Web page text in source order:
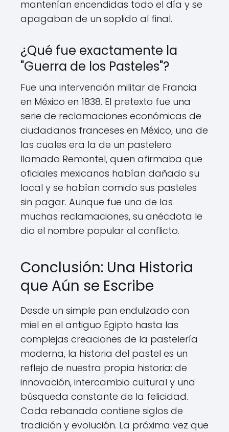
mantenían encendidas todo el día y se
apagaban de un soplido al final.
¿Qué fue exactamente la
"Guerra de los Pasteles"?
Fue una intervención militar de Francia
en México en 1838. El pretexto fue una
serie de reclamaciones económicas de
ciudadanos franceses en México, una de
las cuales era la de un pastelero
llamado Remontel, quien afirmaba que
oficiales mexicanos habían dañado su
local y se habían comido sus pasteles
sin pagar. Aunque fue una de las
muchas reclamaciones, su anécdota le
dio el nombre popular al conflicto.
Conclusión: Una Historia
que Aún se Escribe
Desde un simple pan endulzado con
miel en el antiguo Egipto hasta las
complejas creaciones de la pastelería
moderna, la historia del pastel es un
reflejo de nuestra propia historia: de
innovación, intercambio cultural y una
búsqueda constante de la felicidad.
Cada rebanada contiene siglos de
tradición y evolución. La próxima vez que